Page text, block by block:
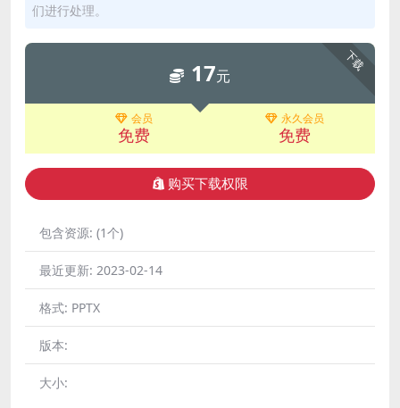
们进行处理。
下载
17元
会员
免费
永久会员
免费
购买下载权限
包含资源: (1个)
最近更新: 2023-02-14
格式: PPTX
版本:
大小: